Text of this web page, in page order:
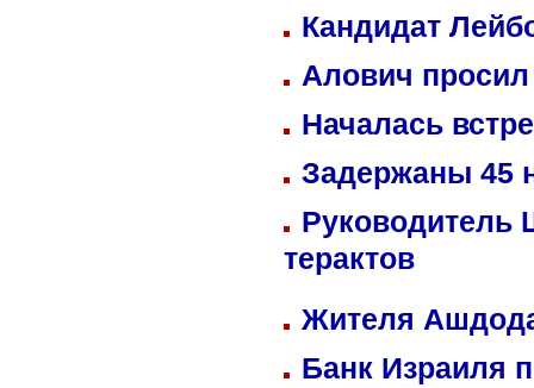
Кандидат
Алович просил
Началась
Задержаны 45
Руководитель
терактов
Жителя
Банк Израиля